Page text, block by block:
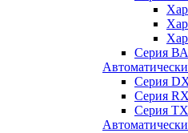
Серия
Серия
Серия
Серия